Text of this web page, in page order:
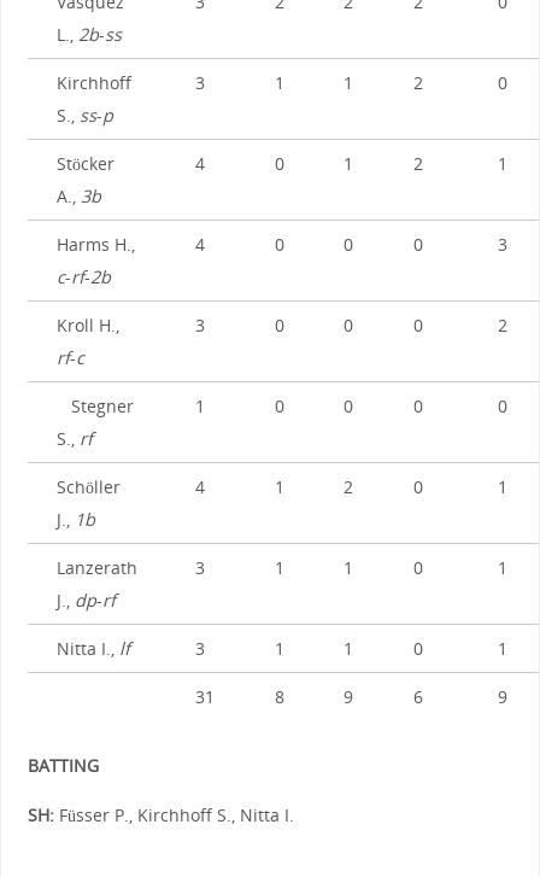
L., 2b-ss
Kirchhoff
S., ss-p
3 1 1 2 0
Stöcker
A., 3b
4 0 1 2 1
Harms H.,
c-rf-2b
4 0 0 0 3
Kroll H.,
rf-c
3 0 0 0 2
Stegner
S., rf
1 0 0 0 0
Schöller
J.,
1b
4 1 2 0 1
Lanzerath
J., dp-rf
3 1 1 0 1
Nitta I., lf 3 1 1 0 1
31 8 9 6 9
BATTING
SH:Füsser P., Kirchhoff S., Nitta I.